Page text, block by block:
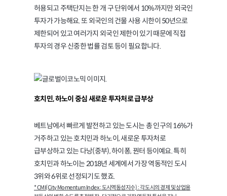
허용되고 주택단지는 한 개 구 단위에서 10%까지만 외국인
투자가 가능해요. 또 외국인의 건물 사용 시한이 50년으로
제한되어 있고 여러가지 외국인 제한이 있기 때문에 직접
투자의 경우 신중한 법률 검토 등이 필요합니다.
호치민, 하노이 중심 새로운 투자처로 급부상
베트남에서 빠르게 발전하고 있는 도시는 총 인구의 16%가
거주하고 있는 호치민과 하노이, 새로운 투자처로
급부상하고 있는 다낭(중부), 하이퐁, 꿘터 등이예요. 특히
호치민과 하노이는 2018년 세계에서 가장 역동적인 도시
3위와 6위로 선정되기도 했죠.
* CMI(City Momentum Index : 도시역동성지수) : 각 도시의 경제 및 상업용